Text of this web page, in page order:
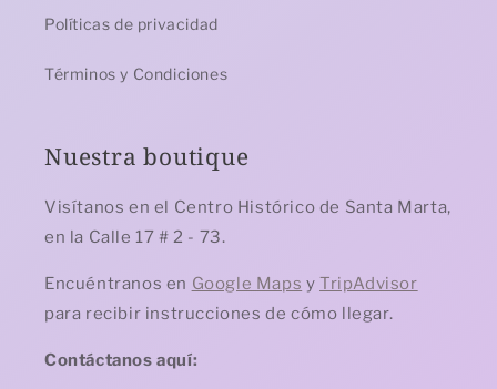
Políticas de privacidad
Términos y Condiciones
Nuestra boutique
Visítanos en el Centro Histórico de Santa Marta,
en la Calle 17 # 2 - 73.
Encuéntranos en Google Maps yTripAdvisor
para recibir instrucciones de cómo llegar.
Contáctanos aquí: